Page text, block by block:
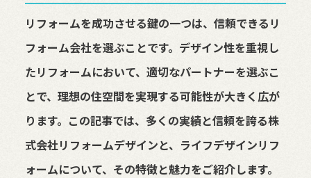
リフォームを成功させる鍵の一つは、信頼できるリ
フォーム会社を選ぶことです。デザイン性を重視し
たリフォームにおいて、適切なパートナーを選ぶこ
とで、理想の住空間を実現する可能性が大きく広が
ります。この記事では、多くの実績と信頼を誇る株
式会社リフォームデザインと、ライフデザインリフ
ォームについて、その特徴と魅力をご紹介します。